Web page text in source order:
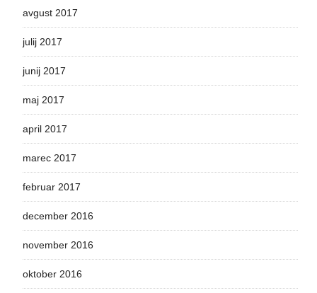
avgust 2017
julij 2017
junij 2017
maj 2017
april 2017
marec 2017
februar 2017
december 2016
november 2016
oktober 2016